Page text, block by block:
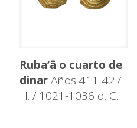
Ruba’ā o cuarto de
dinarAños 411-427
H. / 1021-1036 d. C.